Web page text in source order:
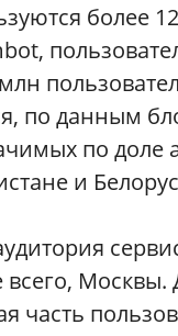
более
по данным
по доле
и
часть